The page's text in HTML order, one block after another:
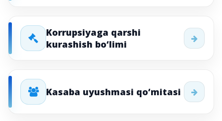
Korrupsiyaga qarshi
kurashish bo‘limi
Kasaba uyushmasi qo‘mitasi